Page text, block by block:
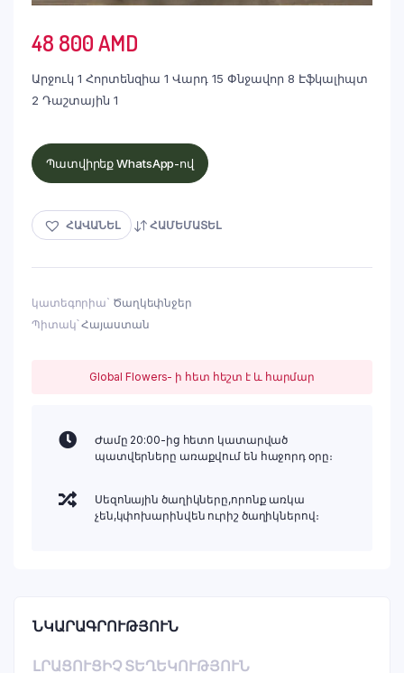
48 800AMD
Արջուկ 1 Հորտենզիա 1 Վարդ 15 Փնջավոր 8 Էֆկալիպտ
2 Դաշտային 1
Պատվիրեք WhatsApp-ով
ՀԱՎԱՆԵԼ ՀԱՄԵՄԱՏԵԼ
կատեգորիա` Ծաղկեփնջեր
Պիտակ՝Հայաստան
Global Flowers- ի հետ հեշտ է և հարմար
Ժամը 20:00-ից հետո կատարված
պատվերները առաքվում են հաջորդ օրը։
Սեզոնային ծաղիկները,որոնք առկա
չեն,կփոխարինվեն ուրիշ ծաղիկներով։
ՆԿԱՐԱԳՐՈՒԹՅՈՒՆ
ԼՐԱՑՈՒՑԻՉ ՏԵՂԵԿՈՒԹՅՈՒՆ